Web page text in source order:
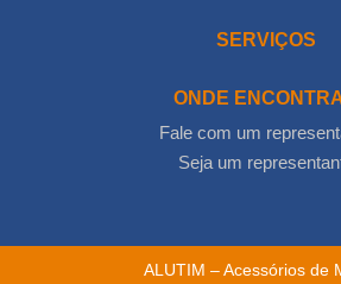
SERVIÇOS
ONDE
Fale com um
Seja um
ALUTIM – Acessórios de